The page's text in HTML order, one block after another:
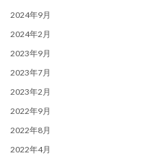
2024年9月
2024年2月
2023年9月
2023年7月
2023年2月
2022年9月
2022年8月
2022年4月